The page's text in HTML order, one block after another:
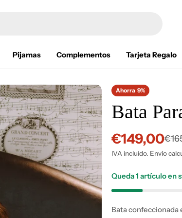
Pijamas Complementos Tarjeta Regalo
Abrir medios 5 en
Ahorra 9%
Bata
Precio
de
venta
€149,00
Precio
habitual
IVA incluido. Envío
Queda1 artículo en
Bata confeccionada